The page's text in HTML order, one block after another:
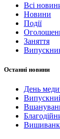
Всі
Новини
Події
Заняття
Останні новини
День